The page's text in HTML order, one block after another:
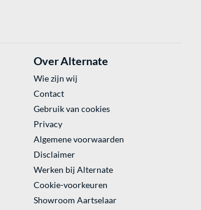
Over Alternate
Wie zijn wij
Contact
Gebruik van cookies
Privacy
Algemene voorwaarden
Disclaimer
Werken bij Alternate
Cookie-voorkeuren
Showroom Aartselaar